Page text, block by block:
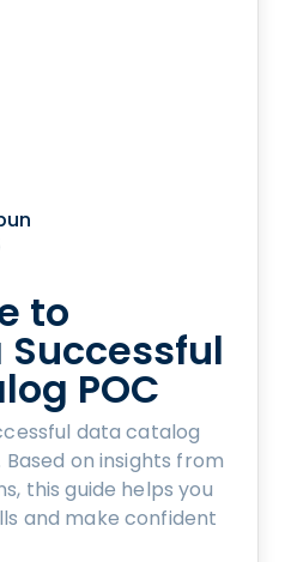
to
POC
data catalog
Based on insights from
this guide helps you
and make confident